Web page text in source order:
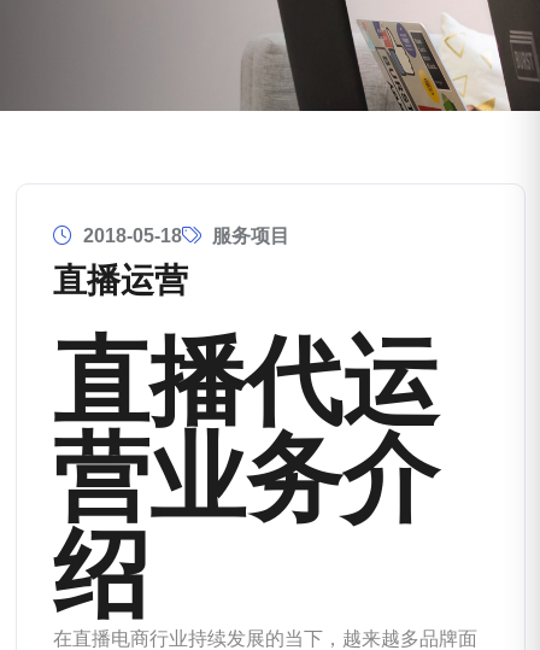
2018-05-18 服务项目
直播运营
直播代运
营业务介
绍
在直播电商行业持续发展的当下，越来越多品牌面